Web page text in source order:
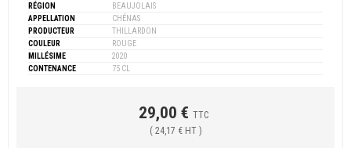
RÉGION
BEAUJOLAIS
APPELLATION
CHÉNAS
PRODUCTEUR
THILLARDON
COULEUR
ROUGE
MILLÉSIME
2020
CONTENANCE
75 CL
29,00 € TTC
( 24,17 € HT )